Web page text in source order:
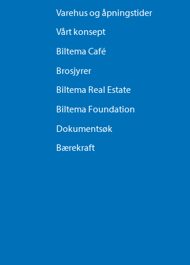
Varehus og åpningstider
Vårt konsept
Biltema Café
Brosjyrer
Biltema Real Estate
Biltema Foundation
Dokumentsøk
Bærekraft